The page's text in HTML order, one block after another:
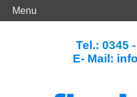
Tel.: 0345
E- Mail:
Menu